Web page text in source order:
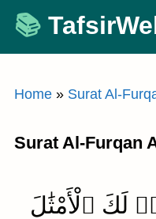
Skip
content
Home » Surat Al-
Surat Al-Furqan
لَكَ ٱلْأَمْثَٰلَ